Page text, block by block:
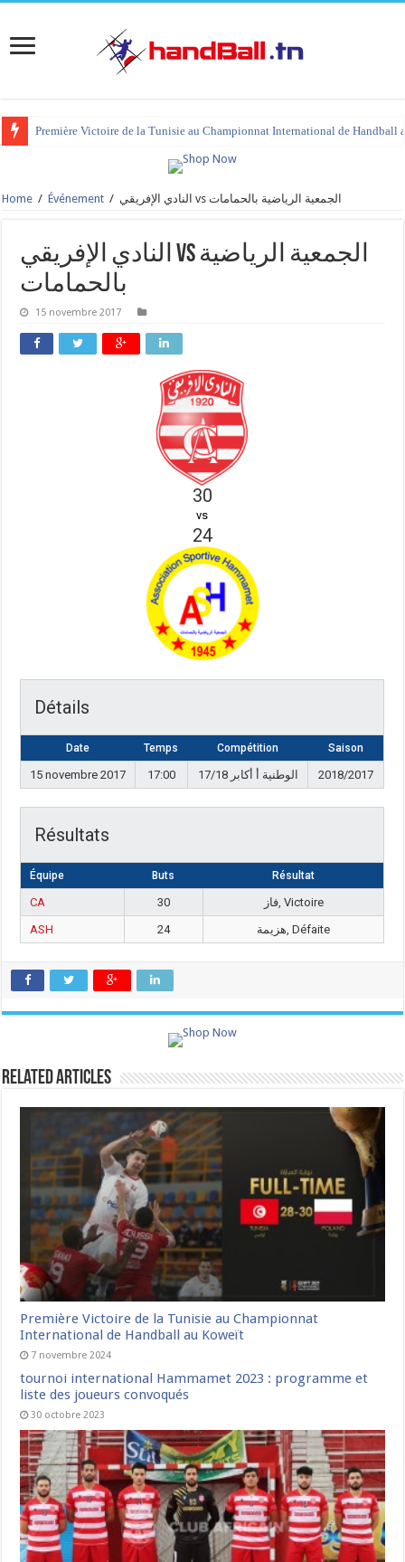
Première Victoire de la Tunisie au Championnat International de Handball
Home / Événement / النادي الإفريقي vs الجمعية الرياضية بالحمامات
النادي الإفريقي vs الجمعية الرياضية
بالحمامات
15 novembre 2017
30
vs
24
Détails
Date Temps Compétition Saison
15 novembre 2017 17:00 الوطنية أ أكابر 17/18 2018/2017
Résultats
Équipe Buts Résultat
CA 30
فاز, Victoire
ASH
24 هزيمة, Défaite
Related Articles
Première Victoire de la Tunisie au Championnat
International de Handball au Koweït
7 novembre 2024
tournoi international Hammamet 2023 : programme et
liste des joueurs convoqués
30 octobre 2023